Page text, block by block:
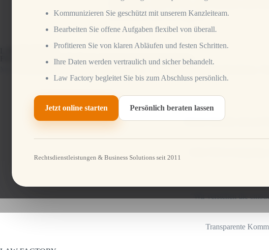
Kommunizieren Sie geschützt mit unserem Kanzleiteam.
Bearbeiten Sie offene Aufgaben flexibel von überall.
Profitieren Sie von klaren Abläufen und festen Schritten.
Ihre Daten werden vertraulich und sicher behandelt.
Law Factory begleitet Sie bis zum Abschluss persönlich.
Jetzt online starten Persönlich beraten lassen
Rechtsdienstleistungen & Business Solutions seit 2011
Adoption. Ziel ist es, den Schutz und
Konflikte fair zu regeln.
LAW FACTORY
Für Ihre Familie. Für Ihr Recht. Gemeinsam Lösungen finden.
Unsere Anwälte sind auf
Transparente